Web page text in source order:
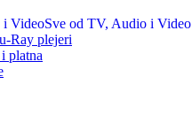
VideoSve od TV, Audio i Video
Ray plejeri
platna